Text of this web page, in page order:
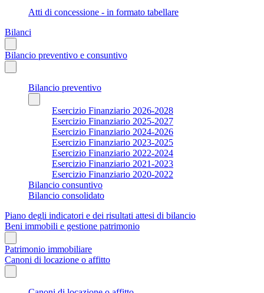
Atti di concessione - in formato tabellare
Bilanci
Bilancio preventivo e consuntivo
Bilancio preventivo
Esercizio Finanziario 2026-2028
Esercizio Finanziario 2025-2027
Esercizio Finanziario 2024-2026
Esercizio Finanziario 2023-2025
Esercizio Finanziario 2022-2024
Esercizio Finanziario 2021-2023
Esercizio Finanziario 2020-2022
Bilancio consuntivo
Bilancio consolidato
Piano degli indicatori e dei risultati attesi di bilancio
Beni immobili e gestione patrimonio
Patrimonio immobiliare
Canoni di locazione o affitto